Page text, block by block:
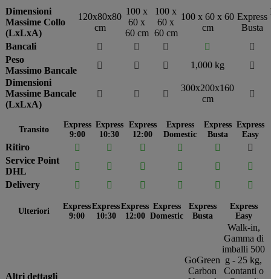
Dimensioni
Massime Collo
(LxLxA)
120x80x80
cm
100 x
60 x
60 cm
100 x
60 x
60 cm
100 x 60 x 60
cm
Express
Busta
Bancali    

Peso
Massimo Bancale
   1,000 kg

Dimensioni
Massime Bancale
(LxLxA)
  
300x200x160
cm

Transito
Express
9:00
Express
10:30
Express
12:00
Express
Domestic
Express
Busta
Express
Easy
Ritiro     

Service Point
DHL
    

Delivery
     
Ulteriori
Express
9:00
Express
10:30
Express
12:00
Express
Domestic
Express
Busta
Express
Easy
Altri dettagli
GoGreen
Carbon
Walk-in,
Gamma di
imballi 500
g - 25 kg,
Contanti o